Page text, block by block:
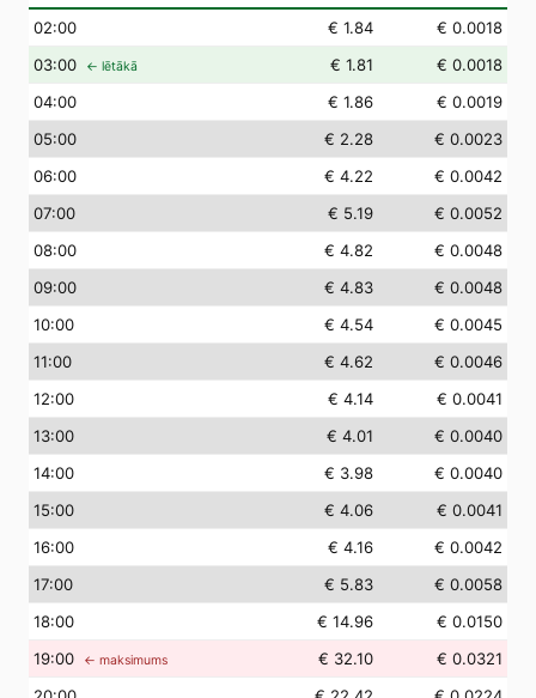
02:00 € 1.84
€ 0.0018
03:00 ← lētākā € 1.81
€ 0.0018
04:00 € 1.86
€ 0.0019
05:00 € 2.28
€ 0.0023
06:00 € 4.22
€ 0.0042
07:00 € 5.19
€ 0.0052
08:00 € 4.82
€ 0.0048
09:00 € 4.83
€ 0.0048
10:00 € 4.54
€ 0.0045
11:00 € 4.62
€ 0.0046
12:00 € 4.14
€ 0.0041
13:00 € 4.01
€ 0.0040
14:00 € 3.98
€ 0.0040
15:00 € 4.06
€ 0.0041
16:00 € 4.16
€ 0.0042
17:00 € 5.83
€ 0.0058
18:00 € 14.96
€ 0.0150
19:00 ← maksimums € 32.10
€ 0.0321